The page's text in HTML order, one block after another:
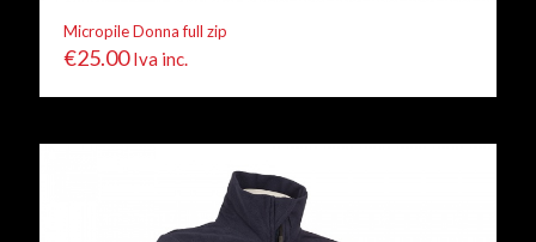
Micropile Donna full zip
€25.00 Iva inc.